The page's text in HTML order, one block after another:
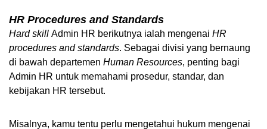
HR Procedures and Standards
Hard skill Admin HR berikutnya ialah mengenai HR
procedures and standards. Sebagai divisi yang bernaung
di bawah departemen Human Resources, penting bagi
Admin HR untuk memahami prosedur, standar, dan
kebijakan HR tersebut.
Misalnya, kamu tentu perlu mengetahui hukum mengenai